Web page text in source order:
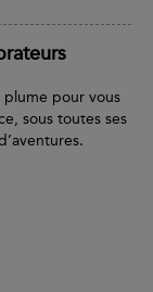
pour vous
sous toutes ses